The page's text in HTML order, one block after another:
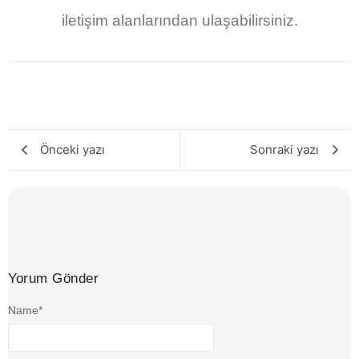
iletişim alanlarından ulaşabilirsiniz.
Önceki yazı Sonraki yazı
Yorum Gönder
Name*